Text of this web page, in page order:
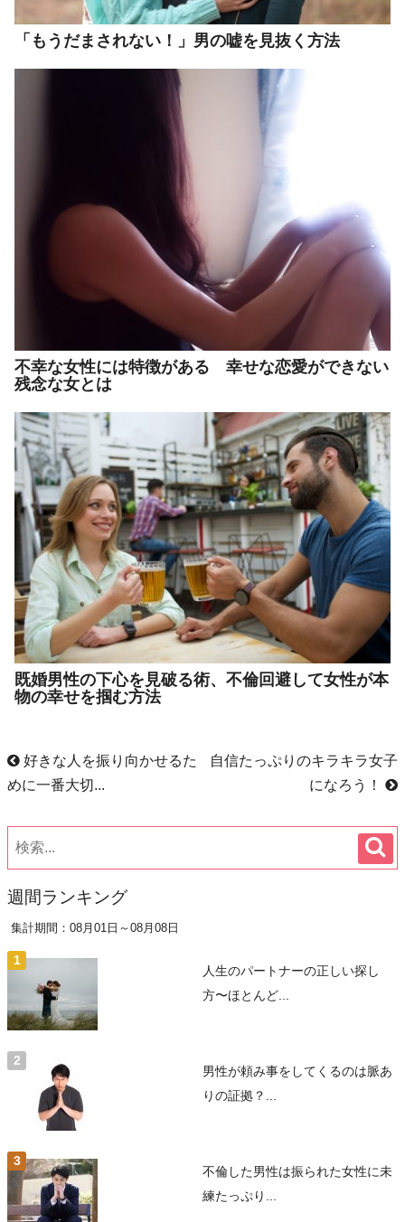
「もうだまされない！」男の嘘を見抜く方法
不幸な女性には特徴がある 幸せな恋愛ができない
残念な女とは
既婚男性の下心を見破る術、不倫回避して女性が本
物の幸せを掴む方法
好きな人を振り向かせるた
めに一番大切...
自信たっぷりのキラキラ女子
になろう！
週間ランキング
集計期間：08月01日～08月08日
人生のパートナーの正しい探し
方〜ほとんど...
男性が頼み事をしてくるのは脈あ
りの証拠？...
不倫した男性は振られた女性に未
練たっぷり...